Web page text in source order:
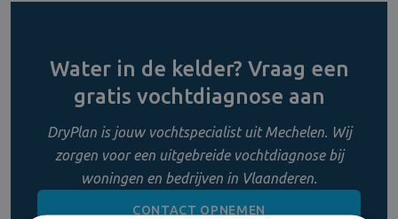
Water in de kelder? Vraag een
gratis vochtdiagnose aan
DryPlan is jouw vochtspecialist uit Mechelen. Wij
zorgen voor een uitgebreide vochtdiagnose bij
woningen en bedrijven in Vlaanderen.
CONTACT OPNEMEN